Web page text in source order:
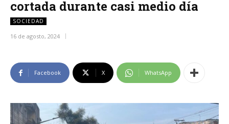
cortada durante casi medio día
SOCIEDAD
16 de agosto, 2024
Facebook X WhatsApp